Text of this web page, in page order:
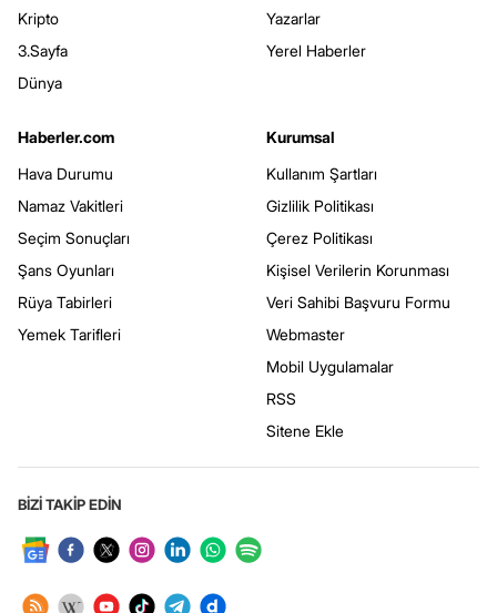
Kripto
3.Sayfa
Dünya
Yazarlar
Yerel Haberler
Haberler.com
Hava Durumu
Namaz Vakitleri
Seçim Sonuçları
Şans Oyunları
Rüya Tabirleri
Yemek Tarifleri
Kurumsal
Kullanım Şartları
Gizlilik Politikası
Çerez Politikası
Kişisel Verilerin Korunması
Veri Sahibi Başvuru Formu
Webmaster
Mobil Uygulamalar
RSS
Sitene Ekle
BİZİ TAKİP EDİN